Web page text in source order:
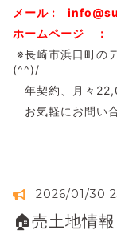
メール :
ホームページ
※長崎市浜口町の
(^^)/
年契約、月々
お気軽にお問
2026/01/30
🏠売土地情